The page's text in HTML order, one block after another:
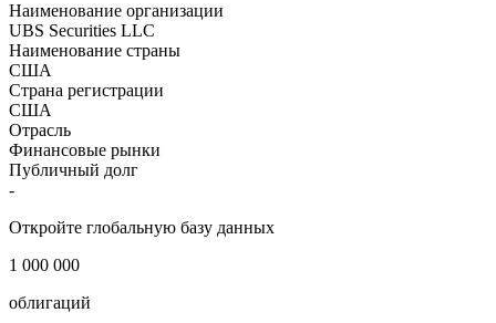
Наименование организации
UBS Securities LLC
Наименование страны
США
Страна регистрации
США
Отрасль
Финансовые рынки
Публичный долг
-
Откройте глобальную базу данных
1 000 000
облигаций